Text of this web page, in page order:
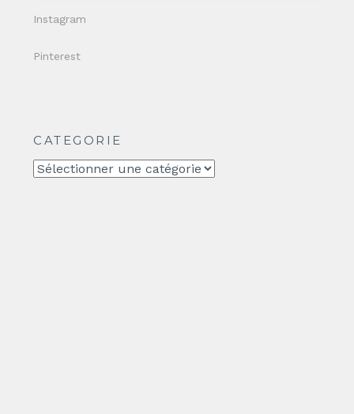
Instagram
Pinterest
CATEGORIE
CATEGORIE